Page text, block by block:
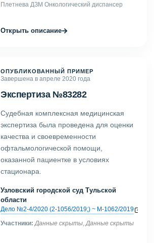
Плетнева ДЗМ Онкологический диспансер
Открыть описание→
ОПУБЛИКОВАННЫЙ ПРИМЕР
Завершена в апреле 2020 года
Экспертиза №83282
Судебная комплексная медицинская
экспертиза была проведена для оценки
качества и своевременности
офтальмологической помощи,
оказанной пациентке в условиях
стационара.
Узловский городской суд Тульской
области
Дело №2-4/2020 (2-1056/2019;) ~ М-1062/2019
Участники: Данные скрыты,Данные скрыты